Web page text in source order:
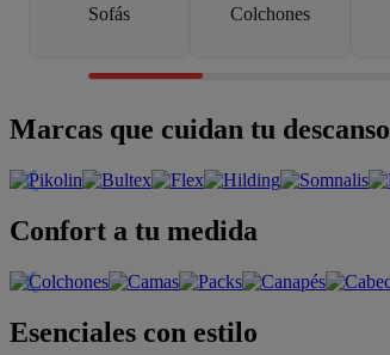
Sofás Colchones
Marcas que cuidan tu descanso
Confort a tu medida
Esenciales con estilo